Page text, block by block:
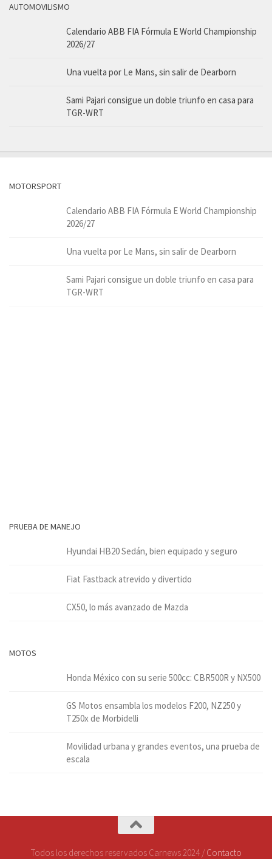
AUTOMOVILISMO
Calendario ABB FIA Fórmula E World Championship
2026/27
Una vuelta por Le Mans, sin salir de Dearborn
Sami Pajari consigue un doble triunfo en casa para
TGR-WRT
MOTORSPORT
Calendario ABB FIA Fórmula E World Championship
2026/27
Una vuelta por Le Mans, sin salir de Dearborn
Sami Pajari consigue un doble triunfo en casa para
TGR-WRT
PRUEBA DE MANEJO
Hyundai HB20 Sedán, bien equipado y seguro
Fiat Fastback atrevido y divertido
CX50, lo más avanzado de Mazda
MOTOS
Honda México con su serie 500cc: CBR500R y NX500
GS Motos ensambla los modelos F200, NZ250 y
T250x de Morbidelli
Movilidad urbana y grandes eventos, una prueba de
escala
Todos los derechos reservados Carnews 2024 / Contacto